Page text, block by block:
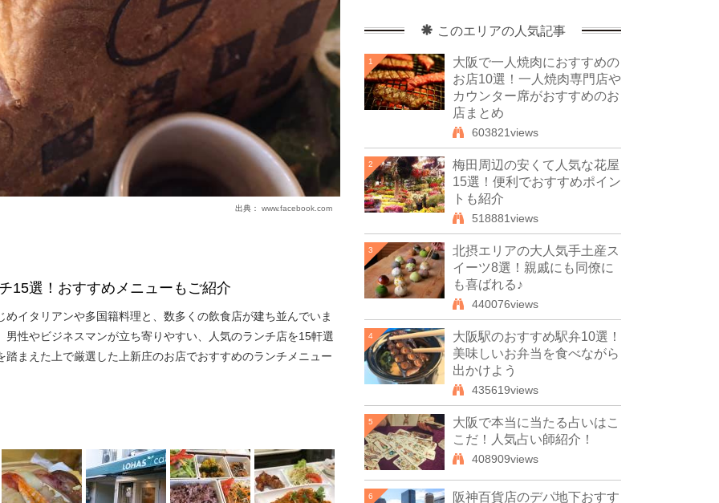
出典： www.facebook.com
15選！おすすめメニューもご紹介
めイタリアンや多国籍料理と、数多くの飲食店が建ち並んでいま
男性やビジネスマンが立ち寄りやすい、人気のランチ店を15軒選
踏まえた上で厳選した上新庄のお店でおすすめのランチメニュー
このエリアの人気記事
1
大阪で一人焼肉におすすめの
お店10選！一人焼肉専門店や
カウンター席がおすすめのお
店まとめ
603821views
2
梅田周辺の安くて人気な花屋
15選！便利でおすすめポイン
トも紹介
518881views
3
北摂エリアの大人気手土産ス
イーツ8選！親戚にも同僚に
も喜ばれる♪
440076views
4
大阪駅のおすすめ駅弁10選！
美味しいお弁当を食べながら
出かけよう
435619views
5
大阪で本当に当たる占いはこ
こだ！人気占い師紹介！
408909views
6
阪神百貨店のデパ地下おすす